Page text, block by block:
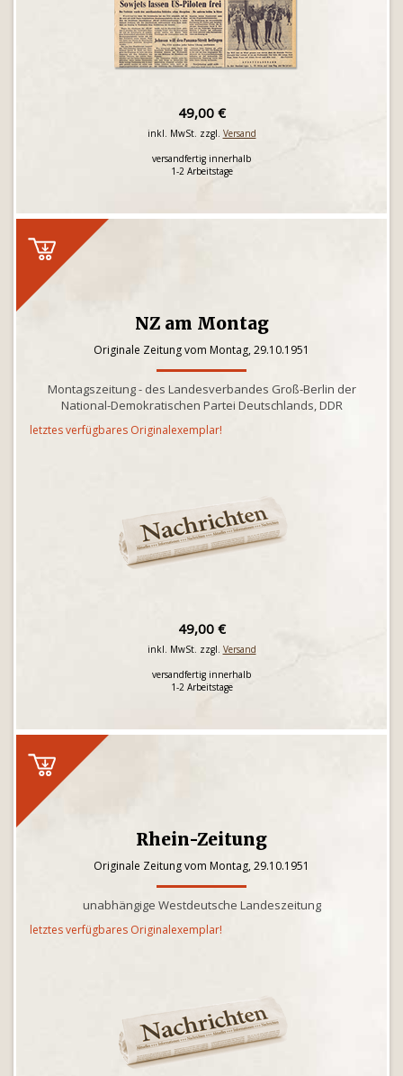
49,00 €
inkl. MwSt. zzgl. Versand
versandfertig innerhalb
1-2 Arbeitstage
NZ am Montag
Originale Zeitung vom Montag, 29.10.1951
Montagszeitung - des Landesverbandes Groß-Berlin der
National-Demokratischen Partei Deutschlands, DDR
letztes verfügbares Originalexemplar!
49,00 €
inkl. MwSt. zzgl. Versand
versandfertig innerhalb
1-2 Arbeitstage
Rhein-Zeitung
Originale Zeitung vom Montag, 29.10.1951
unabhängige Westdeutsche Landeszeitung
letztes verfügbares Originalexemplar!